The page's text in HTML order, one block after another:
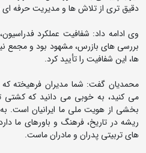
دقیق تری از تلاش ها و مدیریت حرفه
وی ادامه داد: شفافیت عملکرد
بررسی های بازرس، مشهود بود و مجمع
ها، این شفافیت را تأیید کرد.
محمدیان گفت: شما مدیران فرهیخته که
می کنید، به خوبی می دانید که کشتی
بخشی از هویت ملی ما ایرانیان است.
ریشه در تاریخ، فرهنگ و باورهای ما
های تربیتی پدران و مادران ماست.